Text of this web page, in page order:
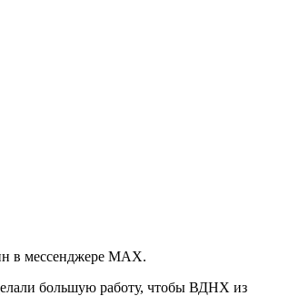
в мессенджере MAX.
большую работу, чтобы ВДНХ из